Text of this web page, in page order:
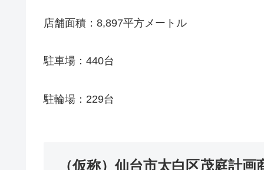
店舗面積：8,897平方メートル
駐車場：440台
駐輪場：229台
（仮称）仙台市太白区茂庭計画